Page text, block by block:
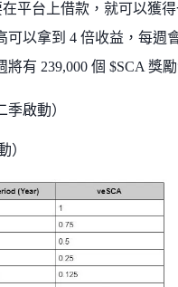
平台上借款，就可以獲
可以拿到 4 倍收益，每週
將有 239,000 個 $SCA 獎
啟動）
）